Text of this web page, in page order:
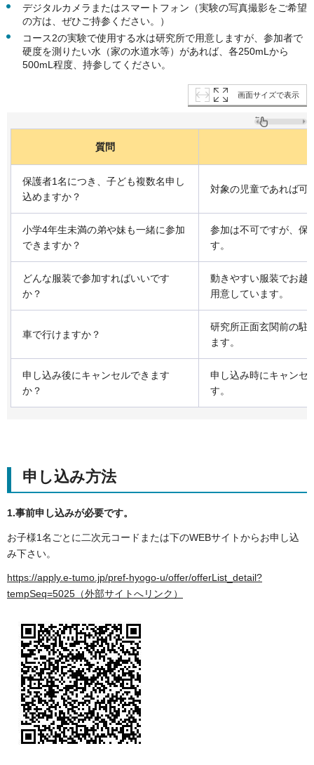
デジタルカメラまたはスマートフォン（実験の写真撮影をご希望
の方は、ぜひご持参ください。）
コース2の実験で使用する水は研究所で用意しますが、参加者で
硬度を測りたい水（家の水道水等）があれば、各250mLから
500mL程度、持参してください。
画面サイズで表示
質問
保護者1名につき、子ども複数名申し
込めますか？
対象の児童であれば可
小学4年生未満の弟や妹も一緒に参加
できますか？
参加は不可ですが、保
す。
どんな服装で参加すればいいです
か？
動きやすい服装でお越
用意しています。
車で行けますか？
研究所正面玄関前の駐
ます。
申し込み後にキャンセルできます
か？
申し込み時にキャンセ
す。
申し込み方法
1.事前申し込みが必要です。
お子様1名ごとに二次元コードまたは下のWEBサイトからお申し込
み下さい。
https://apply.e-tumo.jp/pref-hyogo-u/offer/offerList_detail?
tempSeq=5025（外部サイトへリンク）